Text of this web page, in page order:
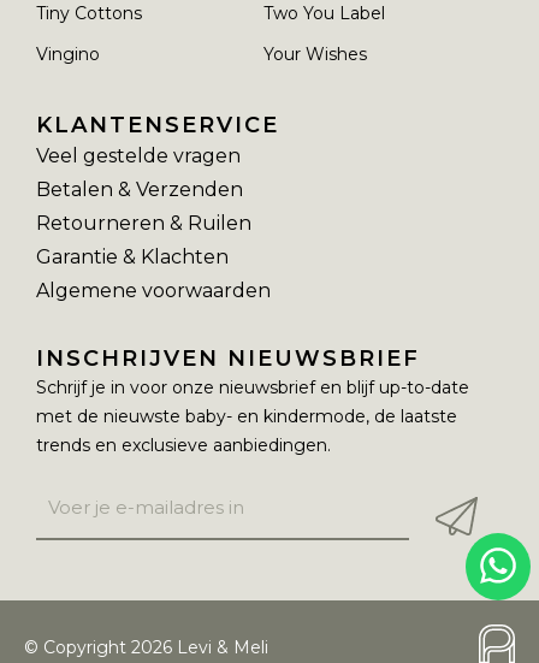
Tiny Cottons
Two You Label
Vingino
Your Wishes
KLANTENSERVICE
Veel gestelde vragen
Betalen & Verzenden
Retourneren & Ruilen
Garantie & Klachten
Algemene voorwaarden
INSCHRIJVEN NIEUWSBRIEF
Schrijf je in voor onze nieuwsbrief en blijf up-to-date
met de nieuwste baby- en kindermode, de laatste
trends en exclusieve aanbiedingen.
© Copyright 2026 Levi & Meli